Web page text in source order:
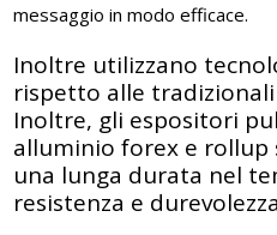
messaggio in modo efficace.
Inoltre utilizzano
rispetto alle
Inoltre, gli espositori
alluminio forex e rollup
una lunga durata nel
resistenza e